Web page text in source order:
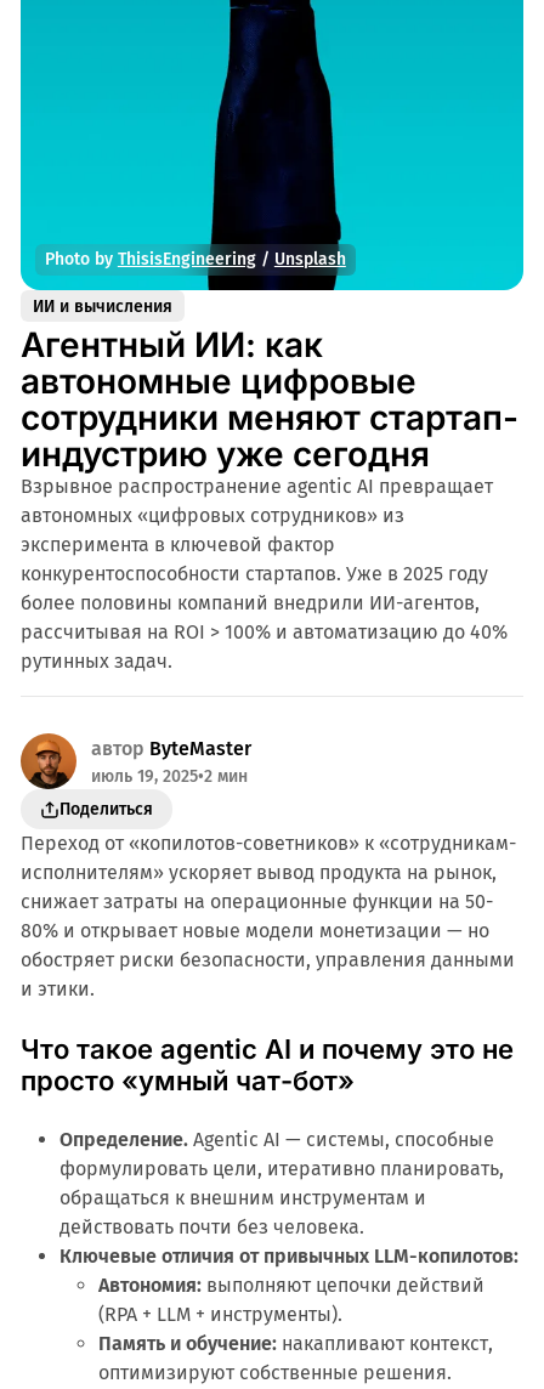
Photo by ThisisEngineering / Unsplash
ИИ и вычисления
Агентный ИИ: как
автономные цифровые
сотрудники меняют стартап-
индустрию уже сегодня
Взрывное распространение agentic AI превращает
автономных «цифровых сотрудников» из
эксперимента в ключевой фактор
конкурентоспособности стартапов. Уже в 2025 году
более половины компаний внедрили ИИ-агентов,
рассчитывая на ROI > 100% и автоматизацию до 40%
рутинных задач.
автор ByteMaster
июль 19, 2025•2 мин
Поделиться
Переход от «копилотов-советников» к «сотрудникам-
исполнителям» ускоряет вывод продукта на рынок,
снижает затраты на операционные функции на 50-
80% и открывает новые модели монетизации — но
обостряет риски безопасности, управления данными
и этики.
Что такое agentic AI и почему это не
просто «умный чат-бот»
Определение.Agentic AI — системы, способные
формулировать цели, итеративно планировать,
обращаться к внешним инструментам и
действовать почти без человека.
Ключевые отличия от привычных LLM-копилотов:
Автономия:выполняют цепочки действий
(RPA + LLM + инструменты).
Память и обучение:накапливают контекст,
оптимизируют собственные решения.